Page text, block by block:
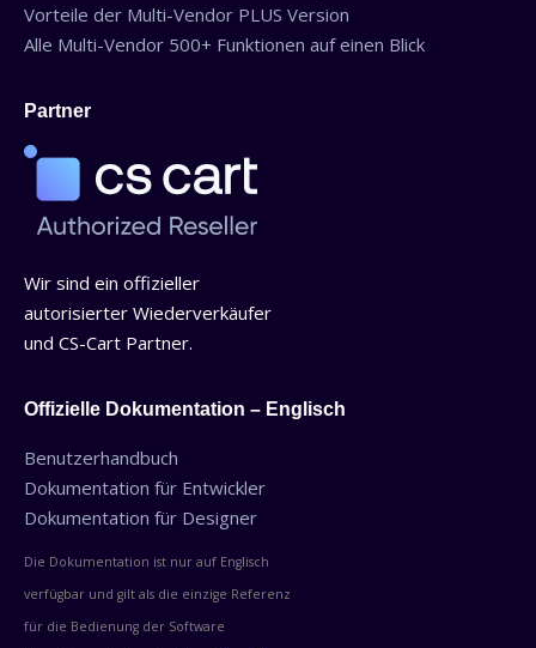
Vorteile der Multi-Vendor PLUS Version
Alle Multi-Vendor 500+ Funktionen auf einen Blick
Partner
Wir sind ein offizieller
autorisierter Wiederverkäufer
und CS-Cart Partner.
Offizielle Dokumentation – Englisch
Benutzerhandbuch
Dokumentation für Entwickler
Dokumentation für Designer
Die Dokumentation ist nur auf Englisch
verfügbar und gilt als die einzige Referenz
für die Bedienung der Software